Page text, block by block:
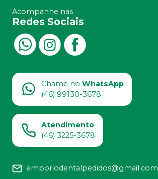
Acompanhe nas
Redes Sociais
Chame no WhatsApp
(46) 99130-3678
Atendimento
(46) 3225-3678
emporiodentalpedidos@gmail.com